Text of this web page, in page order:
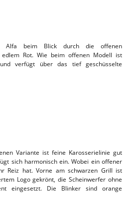
Alfa beim Blick durch die offenen
edlem Rot. Wie beim offenen Modell ist
verfügt über das tief geschüsselte
Variante ist feine Karosserielinie gut
sich harmonisch ein. Wobei ein offener
Reiz hat. Vorne am schwarzen Grill ist
Logo gekrönt, die Scheinwerfer ohne
eingesetzt. Die Blinker sind orange